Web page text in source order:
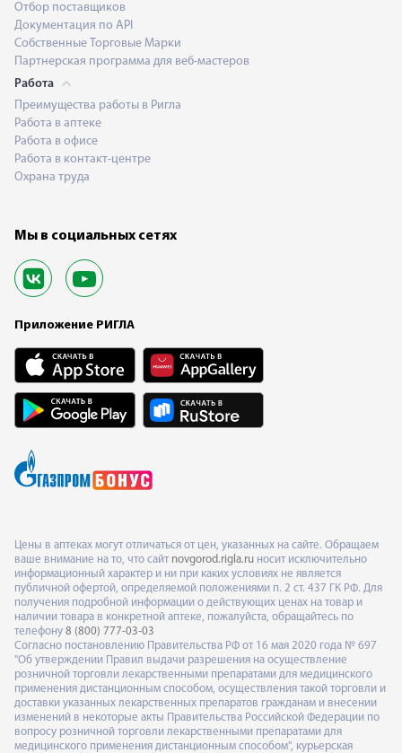
Отбор поставщиков
Документация по API
Собственные Торговые Марки
Партнерская программа для веб-мастеров
Работа
Преимущества работы в Ригла
Работа в аптеке
Работа в офисе
Работа в контакт-центре
Охрана труда
Мы в социальных сетях
Приложение РИГЛА
Цены в аптеках могут отличаться от цен, указанных на сайте. Обращаем
ваше внимание на то, что сайт novgorod.rigla.ru носит исключительно
информационный характер и ни при каких условиях не является
публичной офертой, определяемой положениями п. 2 ст. 437 ГК РФ. Для
получения подробной информации о действующих ценах на товар и
наличии товара в конкретной аптеке, пожалуйста, обращайтесь по
телефону 8 (800) 777-03-03
Согласно постановлению Правительства РФ от 16 мая 2020 года № 697
"Об утверждении Правил выдачи разрешения на осуществление
розничной торговли лекарственными препаратами для медицинского
применения дистанционным способом, осуществления такой торговли и
доставки указанных лекарственных препаратов гражданам и внесении
изменений в некоторые акты Правительства Российской Федерации по
вопросу розничной торговли лекарственными препаратами для
медицинского применения дистанционным способом", курьерская